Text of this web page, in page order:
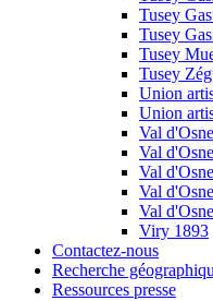
Tusey
Tusey
Tusey
Tusey
Union
Union
Val
Val
Val
Val
Val
Viry 1893
Contactez-nous
Recherche
Ressources presse